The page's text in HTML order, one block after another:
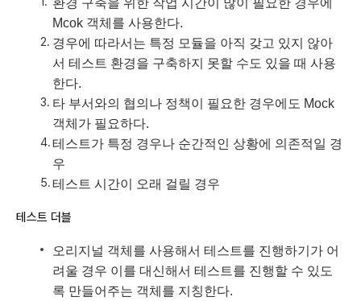
Mcok 객체를 사용한다.
경우에 따라서는 특정 모듈을 아직 갖고 있지 않아
서 테스트 환경을 구축하지 못할 수도 있을 때 사용
한다.
타 부서와의 협의나 정책이 필요한 경우에도 Mock
객체가 필요하다.
테스트가 특정 경우나 순간적인 상황에 의존적일 경
우
테스트 시간이 오래 걸릴 경우
테스트 더블
오리지널 객체를 사용해서 테스트를 진행하기가 어
려울 경우 이를 대신해서 테스트를 진행할 수 있도
록 만들어주는 객체를 지칭한다.